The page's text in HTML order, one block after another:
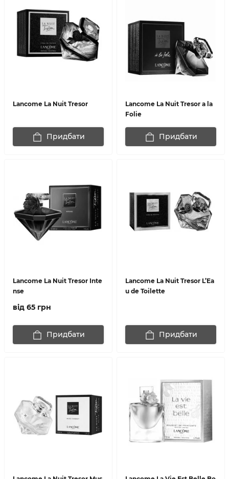
Lancome La Nuit Tresor
Придбати
Lancome La Nuit Tresor a la
Folie
Придбати
Lancome La Nuit Tresor Inte
nse
від 65 грн
Придбати
Lancome La Nuit Tresor L’Ea
u de Toilette
Придбати